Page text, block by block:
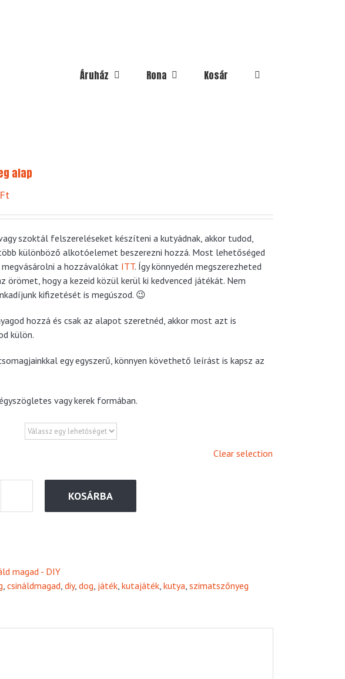
Áruház Rona Kosár
alap
Ft
-
900 Ftszoktál felszereléseket készíteni a kutyádnak, akkor tudod,
különböző alkotóelemet beszerezni hozzá. Most lehetőséged
megvásárolni a hozzávalókat ITT. Így könnyedén megszerezheted
örömet, hogy a kezeid közül kerül ki kedvenced játékát. Nem
kifizetését is megúszod. 😉
hozzá és csak az alapot szeretnéd, akkor most azt is
külön.
egy egyszerű, könnyen követhető leírást is kapsz az
vagy kerek formában.
Clear selection
KOSÁRBA
magad - DIY
, csináldmagad, diy, dog, játék, kutajáték, kutya, szimatszőnyeg